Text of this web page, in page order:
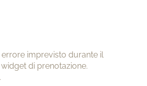
imprevisto durante il
di prenotazione.